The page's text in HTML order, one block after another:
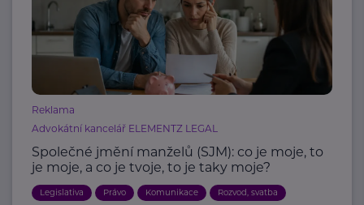
Reklama
Advokátní kancelář ELEMENTZ LEGAL
Společné jmění manželů (SJM): co je moje, to
je moje, a co je tvoje, to je taky moje?
Legislativa Právo Komunikace Rozvod, svatba